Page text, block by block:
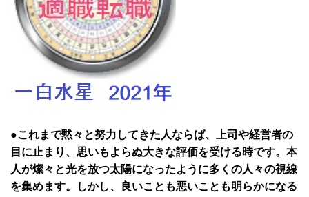
●これまで黙々と努力してきた人ならば、上司や経営者の
目に止まり、思いもよらぬ大きな評価を受ける時です。本
人が燦々と光を放つ太陽になったように多くの人々の視線
を集めます。しかし、良いことも悪いことも明らかになる